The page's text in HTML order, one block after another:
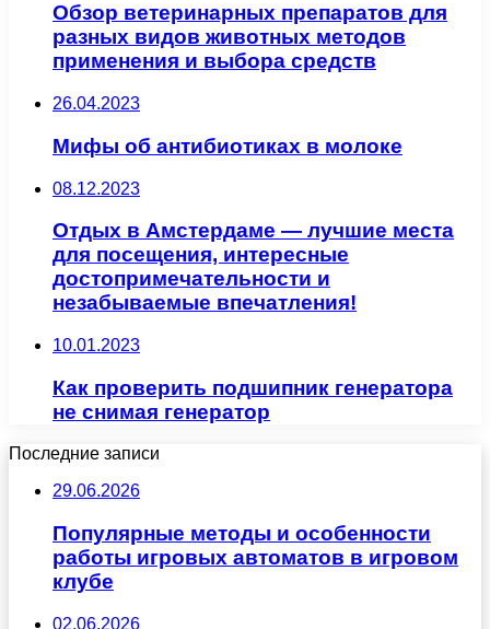
Обзор ветеринарных препаратов для
разных видов животных методов
применения и выбора средств
26.04.2023
Мифы об антибиотиках в молоке
08.12.2023
Отдых в Амстердаме — лучшие места
для посещения, интересные
достопримечательности и
незабываемые впечатления!
10.01.2023
Как проверить подшипник генератора
не снимая генератор
Последние записи
29.06.2026
Популярные методы и особенности
работы игровых автоматов в игровом
клубе
02.06.2026